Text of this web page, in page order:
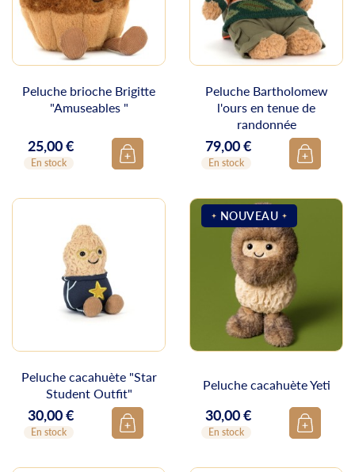
Peluche brioche Brigitte
"Amuseables "
Prix
25,00 €
En stock
Peluche Bartholomew
l'ours en tenue de
randonnée
Prix
79,00 €
En stock
Peluche cacahuète "Star
Student Outfit"
Prix
30,00 €
En stock
Peluche cacahuète Yeti
Prix
30,00 €
En stock
NOUVEAU